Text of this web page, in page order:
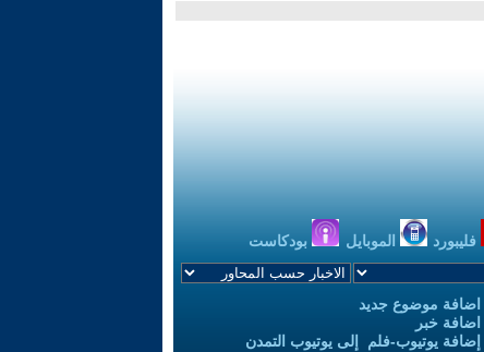
فليبورد الموبايل بودكاست
اضافة موضوع جديد
اضافة خبر
إضافة يوتيوب-فلم إلى يوتيوب التمدن